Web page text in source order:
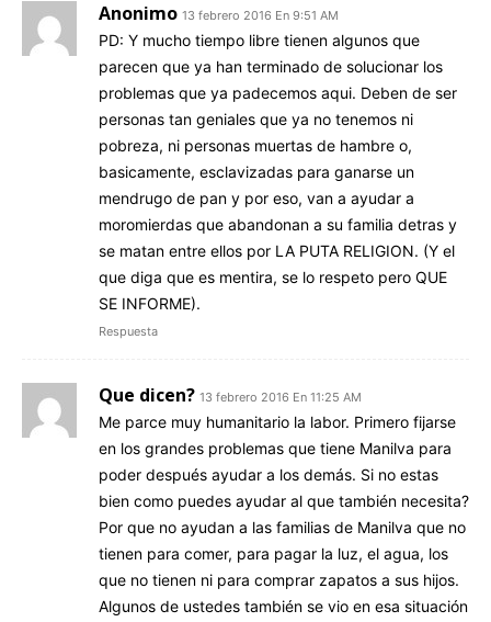
Anonimo 13 febrero 2016 En 9:51 AM
PD: Y mucho tiempo libre tienen algunos que
parecen que ya han terminado de solucionar los
problemas que ya padecemos aqui. Deben de ser
personas tan geniales que ya no tenemos ni
pobreza, ni personas muertas de hambre o,
basicamente, esclavizadas para ganarse un
mendrugo de pan y por eso, van a ayudar a
moromierdas que abandonan a su familia detras y
se matan entre ellos por LA PUTA RELIGION. (Y el
que diga que es mentira, se lo respeto pero QUE
SE INFORME).
Respuesta
Que dicen? 13 febrero 2016 En 11:25 AM
Me parce muy humanitario la labor. Primero fijarse
en los grandes problemas que tiene Manilva para
poder después ayudar a los demás. Si no estas
bien como puedes ayudar al que también necesita?
Por que no ayudan a las familias de Manilva que no
tienen para comer, para pagar la luz, el agua, los
que no tienen ni para comprar zapatos a sus hijos.
Algunos de ustedes también se vio en esa situación